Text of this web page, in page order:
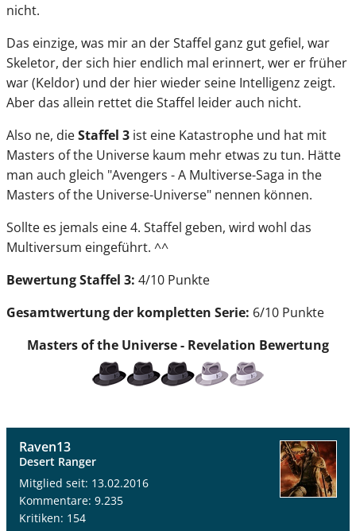
nicht.
Das einzige, was mir an der Staffel ganz gut gefiel, war
Skeletor, der sich hier endlich mal erinnert, wer er früher
war (Keldor) und der hier wieder seine Intelligenz zeigt.
Aber das allein rettet die Staffel leider auch nicht.
Also ne, dieStaffel 3 ist eine Katastrophe und hat mit
Masters of the Universe kaum mehr etwas zu tun. Hätte
man auch gleich "Avengers - A Multiverse-Saga in the
Masters of the Universe-Universe" nennen können.
Sollte es jemals eine 4. Staffel geben, wird wohl das
Multiversum eingeführt. ^^
Bewertung Staffel 3: 4/10 Punkte
Gesamtwertung der kompletten Serie: 6/10 Punkte
Masters of the Universe - Revelation Bewertung
Raven13
Desert Ranger
Mitglied seit: 13.02.2016
Kommentare: 9.235
Kritiken: 154